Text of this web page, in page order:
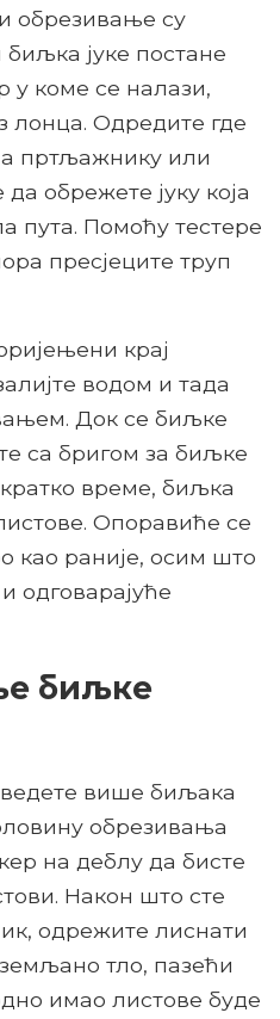
обрезивање су
јуке постане
у коме се налази,
лонца. Одредите где
пртљажнику или
обрежете јуку која
пута. Помоћу тестере
пресјеците труп
крај
водом и тада
Док се биљке
са бригом за биљке
време, биљка
Опоравиће се
као раније, осим што
одговарајуће
биљке
више биљака
обрезивања
на деблу да бисте
Након што сте
одрежите лиснати
тло, пазећи
имао листове буде